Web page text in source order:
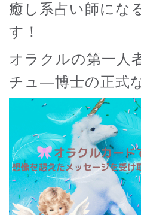
癒し系占い師にな
す！
オラクルの第一人
チュ―博士の正式